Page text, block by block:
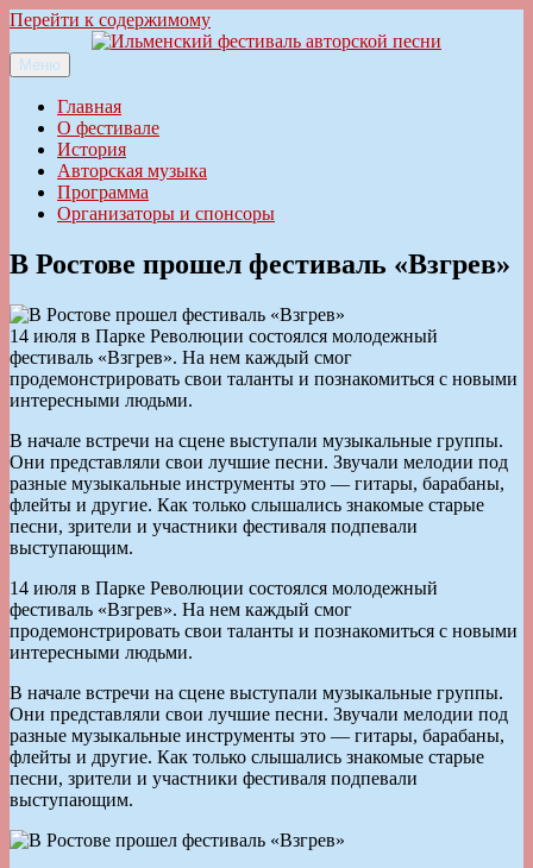
Перейти к содержимому
Ильменский фестиваль авторской песни
Меню
Главная
О фестивале
История
Авторская музыка
Программа
Организаторы и спонсоры
В Ростове прошел фестиваль «Взгрев»
14 июля в Парке Революции состоялся молодежный
фестиваль «Взгрев». На нем каждый смог
продемонстрировать свои таланты и познакомиться с новыми
интересными людьми.
В начале встречи на сцене выступали музыкальные группы.
Они представляли свои лучшие песни. Звучали мелодии под
разные музыкальные инструменты это — гитары, барабаны,
флейты и другие. Как только слышались знакомые старые
песни, зрители и участники фестиваля подпевали
выступающим.
14 июля в Парке Революции состоялся молодежный
фестиваль «Взгрев». На нем каждый смог
продемонстрировать свои таланты и познакомиться с новыми
интересными людьми.
В начале встречи на сцене выступали музыкальные группы.
Они представляли свои лучшие песни. Звучали мелодии под
разные музыкальные инструменты это — гитары, барабаны,
флейты и другие. Как только слышались знакомые старые
песни, зрители и участники фестиваля подпевали
выступающим.